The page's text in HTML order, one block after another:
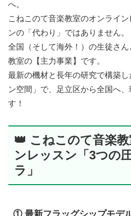
へ。
こねこのて音楽教室のオンライ
ンの「代わり」ではありません。
全国（そして海外！）の生徒さ
教室の【主力事業】です。
最新の機材と長年の研究で構築
ン空間」で、足立区から全国へ
す！
👑 こねこのて音楽
ンレッスン「3つの
ラ」
① 最新フラッグシップモデ